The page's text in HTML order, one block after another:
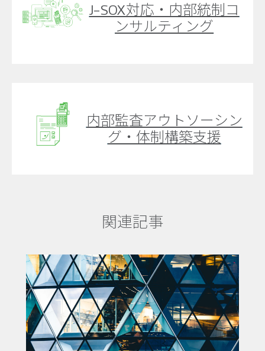
J-SOX対応・内部統制コ
ンサルティング
内部監査アウトソーシン
グ・体制構築支援
関連記事